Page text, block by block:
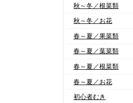
秋～冬／根菜類
秋～冬／お花
春～夏／果菜類
春～夏／葉菜類
春～夏／根菜類
春～夏／お花
初心者むき